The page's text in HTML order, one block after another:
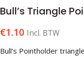
Bull’s Triangle
€1.10 Incl. BTW
Bull’s Pointholder